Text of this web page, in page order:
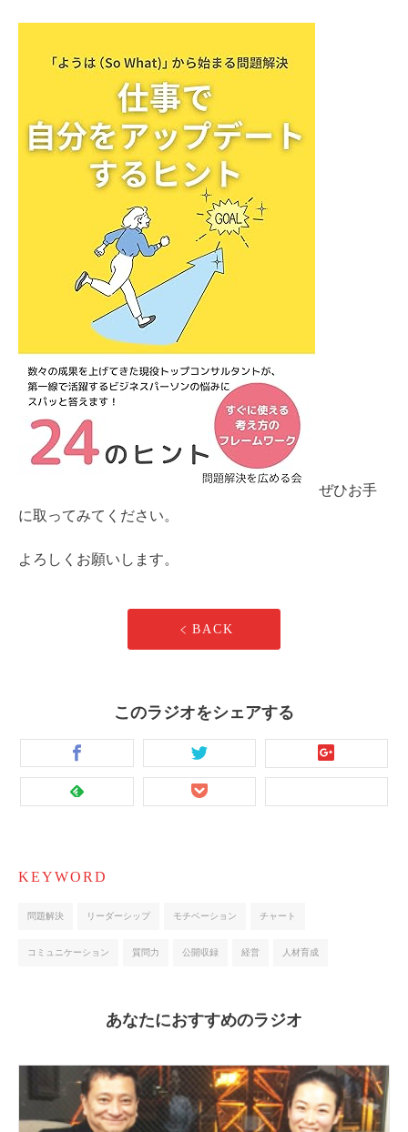
ぜひお手
に取ってみてください。
よろしくお願いします。
BACK
このラジオをシェアする
KEYWORD
問題解決 リーダーシップ モチベーション チャート
コミュニケーション 質問力 公開収録 経営 人材育成
あなたにおすすめのラジオ